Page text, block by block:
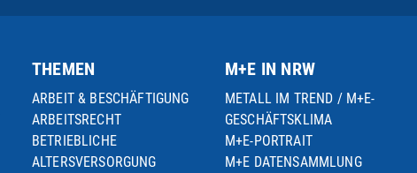
THEMEN
ARBEIT & BESCHÄFTIGUNG
ARBEITSRECHT
BETRIEBLICHE
ALTERSVERSORGUNG
M+E IN NRW
METALL IM TREND / M+E-
GESCHÄFTSKLIMA
M+E-PORTRAIT
M+E DATENSAMMLUNG